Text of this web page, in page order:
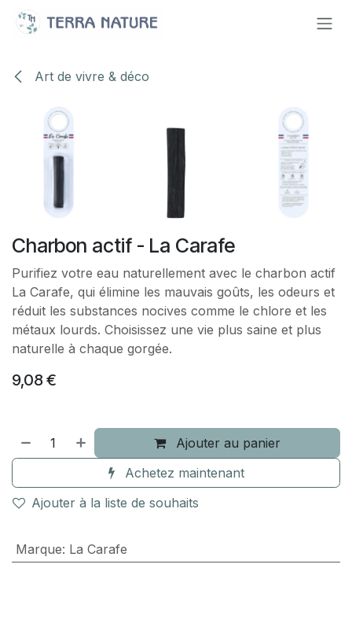
Se rendre au contenu
Art de vivre & déco
Charbon actif - La Carafe
Purifiez votre eau naturellement avec le charbon actif
La Carafe, qui élimine les mauvais goûts, les odeurs et
réduit les substances nocives comme le chlore et les
métaux lourds. Choisissez une vie plus saine et plus
naturelle à chaque gorgée.
9,08€
Ajouter au panier
Achetez maintenant
Ajouter à la liste de souhaits
Marque: La Carafe